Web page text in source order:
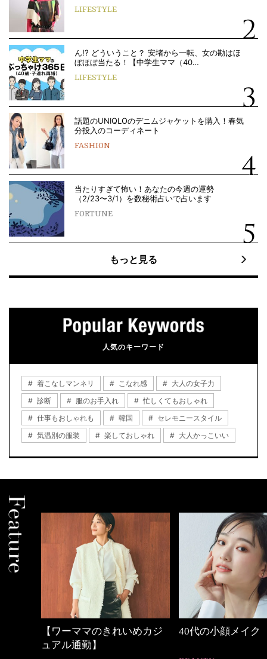
LIFESTYLE
ん!? どういうこと？ 安堵から一転、女の勘はほ
ぼほぼ当たる！【中学生ママ（40…
LIFESTYLE
話題のUNIQLOのデニムジャケットを購入！春気
分投入のコーディネート
FASHION
当たりすぎて怖い！あなたの今週の運勢
（2/23〜3/1）を数秘術占いで占います
FORTUNE
もっと見る
人気のキーワード
着こなしマンネリ こなれ感
大人の女子力
診断
服のお手入れ
忙しくてもおしゃれ
仕事もおしゃれも
韓国
セレモニースタイル
気温別の服装
楽しておしゃれ 大人かっこいい
きれいめカジ
40代の小顔メイク
心地よ